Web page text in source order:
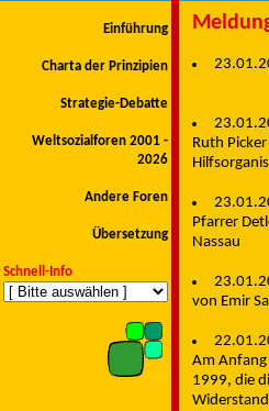
Einführung
Charta der Prinzipien
Strategie-Debatte
Weltsozialforen 2001 -
2026
Andere Foren
Übersetzung
Schnell-Info
Ruth
Pfarrer
Nassau
von Emir
Am Anfang
1999, die